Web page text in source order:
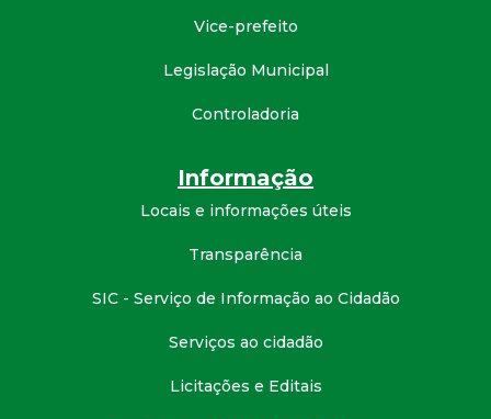
Vice-prefeito
Legislação Municipal
Controladoria
Informação
Locais e informações úteis
Transparência
SIC - Serviço de Informação ao Cidadão
Serviços ao cidadão
Licitações e Editais